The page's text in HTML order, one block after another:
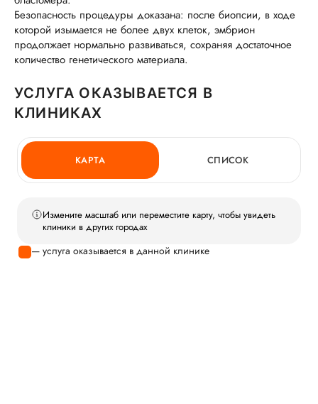
Безопасность процедуры доказана: после биопсии, в ходе
которой изымается не более двух клеток, эмбрион
продолжает нормально развиваться, сохраняя достаточное
количество генетического материала.
УСЛУГА ОКАЗЫВАЕТСЯ В
КЛИНИКАХ
КАРТА СПИСОК
Измените масштаб или переместите карту, чтобы увидеть
клиники в других городах
— услуга оказывается в данной клинике